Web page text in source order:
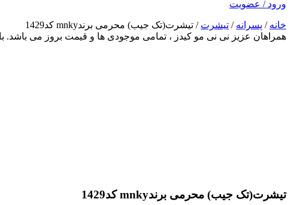
ورود / عضویت
خانه / پسرانه / تیشرت / تیشرت(تک جیب) محرمی برندmnky کد1429
همراهان عزیز نی نی مو کیدز ، تمامی موجودی ها و قیمت بروز می
تیشرت(تک جیب) محرمی برندmnky کد1429